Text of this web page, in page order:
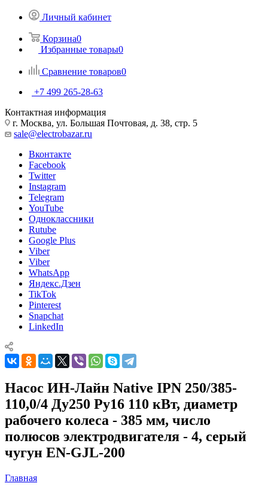
Личный кабинет
Корзина0
Избранные товары0
Сравнение товаров0
+7 499 265-28-63
Контактная информация
г. Москва, ул. Большая Почтовая, д. 38, стр. 5
sale@electrobazar.ru
Вконтакте
Facebook
Twitter
Instagram
Telegram
YouTube
Одноклассники
Rutube
Google Plus
Viber
Viber
WhatsApp
Яндекс.Дзен
TikTok
Pinterest
Snapchat
LinkedIn
Насос ИН-Лайн Native IPN 250/385-
110,0/4 Ду250 Ру16 110 кВт, диаметр
рабочего колеса - 385 мм, число
полюсов электродвигателя - 4, серый
чугун EN-GJL-200
Главная